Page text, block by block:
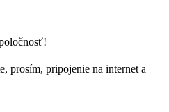
prosím, pripojenie na internet a